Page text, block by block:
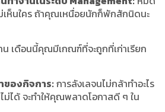
เห็นใคร ถ้าคุณเหนื่อยนักก็พักสักนิดนะ
น เดือนนี้คุณมีเกณฑ์ที่จะถูกที่เก่าเรียก
ของกิจการ:การลังเลจนไม่กล้าทำอะไร
ไม่ได้ จะทำให้คุณพลาดโอกาสดี ๆ ใน